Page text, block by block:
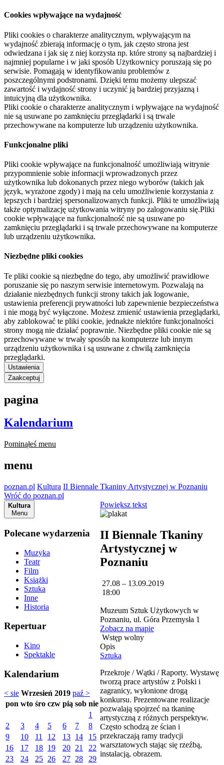
Cookies wpływające na wydajność
Pliki cookies o charakterze analitycznym, wpływającym na
wydajność zbierają informację o tym, jak często strona jest
odwiedzana i jak się z niej korzysta np. które strony są najbardziej i
najmniej popularne i w jaki sposób Użytkownicy poruszają się po
serwisie. Pomagają w identyfikowaniu problemów z
poszczególnymi podstronami. Dzięki temu możemy ulepszać
zawartość i wydajność strony i uczynić ją bardziej przyjazną i
intuicyjną dla użytkownika.
Pliki cookie o charakterze analitycznym i wpływające na wydajność
nie są usuwane po zamknięciu przeglądarki i są trwale
przechowywane na komputerze lub urządzeniu użytkownika.
Funkcjonalne pliki
Pliki cookie wpływające na funkcjonalność umożliwiają witrynie
przypomnienie sobie informacji wprowadzonych przez
użytkownika lub dokonanych przez niego wyborów (takich jak
język, wyrażone zgody) i mają na celu umożliwienie korzystania z
lepszych i bardziej spersonalizowanych funkcji. Pliki te umożliwiają
także optymalizację użytkowania witryny po zalogowaniu się.Pliki
cookie wpływające na funkcjonalność nie są usuwane po
zamknięciu przeglądarki i są trwale przechowywane na komputerze
lub urządzeniu użytkownika.
Niezbędne pliki cookies
Te pliki cookie są niezbędne do tego, aby umożliwić prawidłowe
poruszanie się po naszym serwisie internetowym. Pozwalają na
działanie niezbędnych funkcji strony takich jak logowanie,
ustawienia preferencji prywatności lub zapewnienie bezpieczeństwa
i nie mogą być wyłączone. Możesz zmienić ustawienia przeglądarki,
aby zablokować te pliki cookie, jednakże niektóre funkcjonalności
strony mogą nie działać poprawnie. Niezbędne pliki cookie nie są
przechowywane w trwały sposób na komputerze lub innym
urządzeniu użytkownika i są usuwane z chwilą zamknięcia
przeglądarki.
Ustawienia
Zaakceptuj
pagina
Kalendarium
Pominąłeś menu
menu
poznan.pl Kultura II Biennale Tkaniny Artystycznej w Poznaniu
Wróć do poznan.pl
Kultura
Menu
Polecane wydarzenia
Muzyka
Teatr
Film
Książki
Sztuka
Inne
Historia
Repertuar
Kino
Spektakle
Kalendarium
< sie Wrzesień 2019 paź >
pon wto śro czw pią sob nie
1
2
3 4 5 6 7
8
9
10 11 12 13 14
15
16
17 18 19 20 21
22
23
24 25 26 27 28
29
Powiększ tekst
II Biennale Tkaniny
Artystycznej w
Poznaniu
27.08 – 13.09.2019
18:00
Muzeum Sztuk Użytkowych w
Poznaniu, ul. Góra Przemysła 1
Zobacz na mapie
Wstęp wolny
Opis
Sztuka
Przekroje / Wątki / Raporty. Wystawę
tworzą prace artystów z Polski i
zagranicy, wyłonione drogą
konkursu. Prezentowane realizacje
pozwalają spojrzeć na tkaninę
artystyczną z różnych perspektyw.
Często schodzą ze ścian i
przekraczają ramy tradycji
warsztatowych stając się rzeźbą,
instalacją, obrazem.